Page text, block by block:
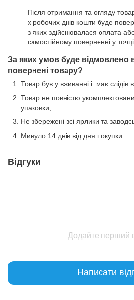
Після отримання та огляду
х робочих днів кошти буде
з яких здійснювалася оплата
самостійному поверненні у
За яких умов буде відмовлено
повернені товару?
Товар був у вживанні і має слідів
Товар не повністю
упаковки;
Не збережені всі ярлики та
Минуло 14 днів від дня покупки.
Відгуки
Додайте перший
Написати